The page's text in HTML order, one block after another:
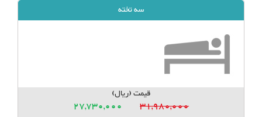
سه تخته
قیمت (ریال)
31,980,000
27,730,000